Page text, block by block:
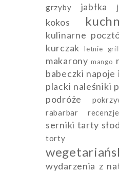
grzyby jabłka
kokos
kulinarne
kurczak
letnie
makarony mango
babeczki napoje
placki naleśniki
podróże
rabarbar recenzje
serniki tarty
torty
wydarzenia z